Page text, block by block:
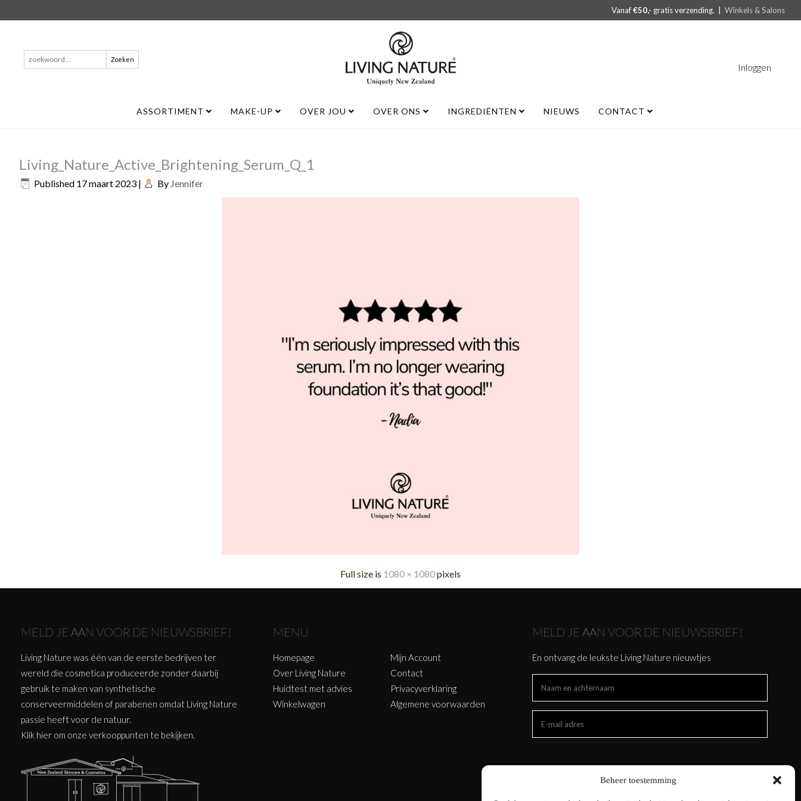
Beheer toestemming
Vanaf€50,- gratis verzending. |Winkels & Salons
Inloggen
Zoeken
naar:
ASSORTIMENT MAKE-UP OVER JOU OVER ONS INGREDIËNTEN NIEUWS CONTACT
Living_Nature_Active_Brightening_Serum_Q_1
Published 17 maart 2023 | By Jennifer
Full size is 1080 × 1080pixels
MELD JE AAN VOOR DE NIEUWSBRIEF!
Living Nature was één van de eerste bedrijven ter
wereld die cosmetica produceerde zonder daarbij
gebruik te maken van synthetische
conserveermiddelen of parabenen omdat Living Nature
passie heeft voor de natuur.
Klik hier om onze verkooppunten te bekijken.
MENU
Homepage
Over Living Nature
Huidtest met advies
Winkelwagen
Mijn Account
Contact
Privacyverklaring
Algemene voorwaarden
MELD JE AAN VOOR DE NIEUWSBRIEF!
En ontvang de leukste Living Nature nieuwtjes